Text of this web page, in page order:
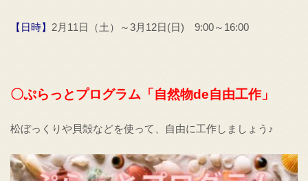
【日時】 2月11日（土）～3月12日(日) 9:00～16:00
〇ぷらっとプログラム「自然物de自由工作」
松ぼっくりや貝殻などを使って、自由に工作しましょう♪